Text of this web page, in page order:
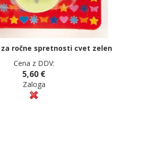
ročne spretnosti cvet zelen
Cena z DDV:
5,60 €
Zaloga